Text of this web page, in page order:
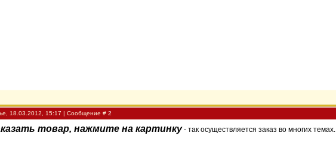
18.03.2012, 15:17 | Сообщение # 2
товар, нажмите на картинку- так осуществляется заказ во многих темах.